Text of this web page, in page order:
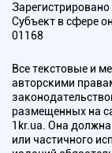
Субъект в сфере
01168
Все текстовые и
авторскими
размещенных на
1kr.ua. Она
или частичного